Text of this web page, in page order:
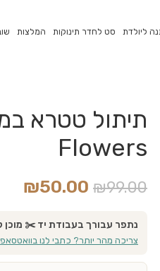
ליולדת סט לחדר תינוקות המלצות
Flowers
₪99.00
₪50.00
נתפר עבורך בעבודת יד ✂️ מוכן למשלוח
צריכה מהר יותר? כתבי לנו בוואטסאפ